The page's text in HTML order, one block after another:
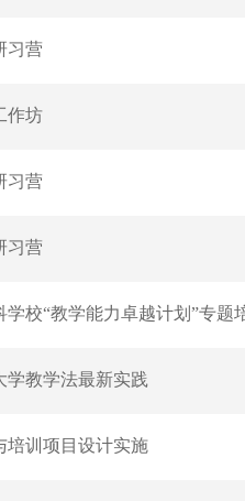
习营
作坊
习营
习营
校“教学能力卓越计划”专题
教学法最新实践
培训项目设计实施